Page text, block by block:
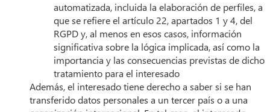
automatizada, incluida la elaboración de perfiles, a
que se refiere el artículo 22, apartados 1 y 4, del
RGPD y, al menos en esos casos, información
significativa sobre la lógica implicada, así como la
importancia y las consecuencias previstas de dicho
tratamiento para el interesado
Además, el interesado tiene derecho a saber si se han
transferido datos personales a un tercer país o a una